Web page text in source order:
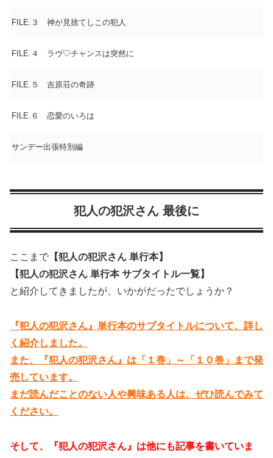
FILE.３ 神が見捨てしこの犯人
FILE.４ ラヴ♡チャンスは突然に
FILE.５ 吉原荘の奇跡
FILE.６ 恋愛のいろは
サンデー出張特別編
犯人の犯沢さん 最後に
ここまで 【犯人の犯沢さん 単行本】
【犯人の犯沢さん 単行本 サブタイトル一覧】
と紹介してきましたが、いかがだったでしょうか？
『犯人の犯沢さん』単行本のサブタイトルについて、詳し
く紹介しました。
また、『犯人の犯沢さん』は「１巻」～「１０巻」まで発
売しています。
まだ読んだことのない人や興味ある人は、ぜひ読んでみて
ください。
そして、『犯人の犯沢さん』は他にも記事を書いていま